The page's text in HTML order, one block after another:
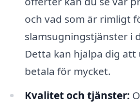
och vad som är rimligt
slamsugningstjänster i
Detta kan hjälpa dig
betala för mycket.
Kvalitet och tjänster: